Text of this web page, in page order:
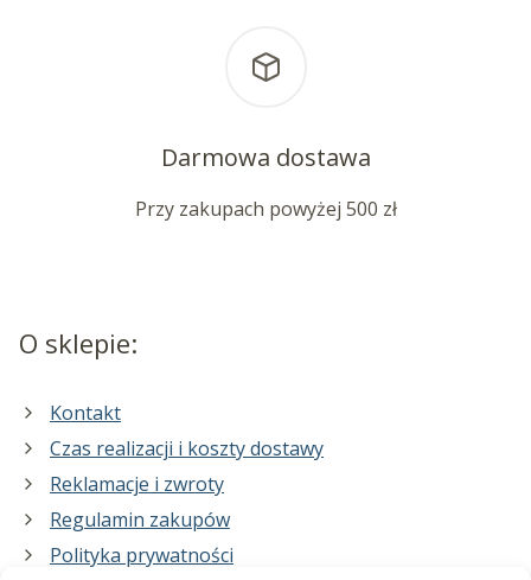
Darmowa dostawa
Przy zakupach powyżej 500 zł
O sklepie:
Kontakt
Czas realizacji i koszty dostawy
Reklamacje i zwroty
Regulamin zakupów
Polityka prywatności